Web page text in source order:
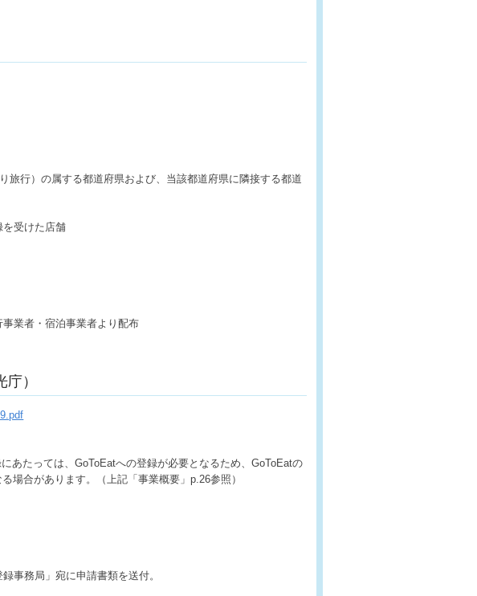
行）の属する都道府県および、当該都道府県に隣接する都道
受けた店舗
業者・宿泊事業者より配布
）
あたっては、GoToEatへの登録が必要となるため、GoToEatの
場合があります。（上記「事業概要」p.26参照）
事務局」宛に申請書類を送付。